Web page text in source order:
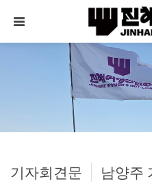
메뉴
기자회견문 남양주 가정폭력,